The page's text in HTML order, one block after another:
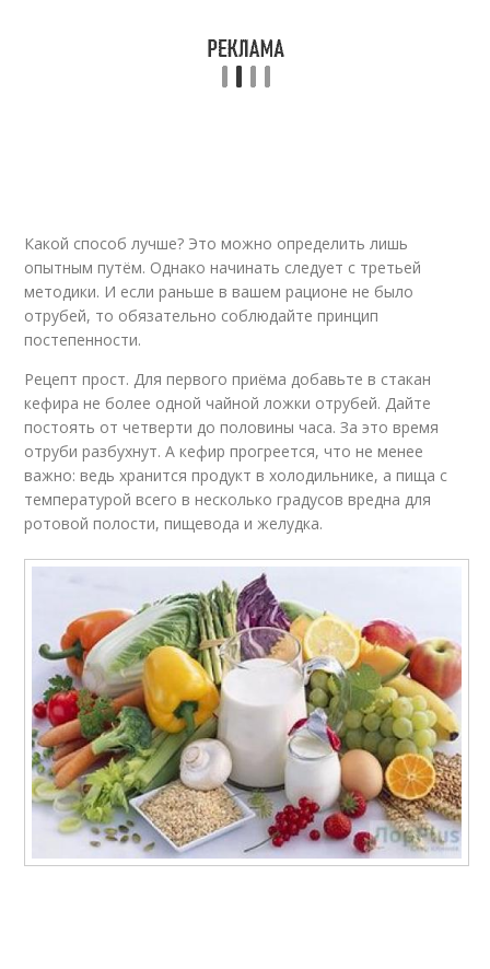
Какой способ лучше? Это можно определить лишь
опытным путём. Однако начинать следует с третьей
методики. И если раньше в вашем рационе не было
отрубей, то обязательно соблюдайте принцип
постепенности.
Рецепт прост. Для первого приёма добавьте в стакан
кефира не более одной чайной ложки отрубей. Дайте
постоять от четверти до половины часа. За это время
отруби разбухнут. А кефир прогреется, что не менее
важно: ведь хранится продукт в холодильнике, а пища с
температурой всего в несколько градусов вредна для
ротовой полости, пищевода и желудка.